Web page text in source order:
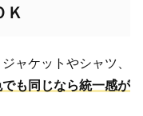
Ｋ
ャケットやシャツ、
でも同じなら統一感が